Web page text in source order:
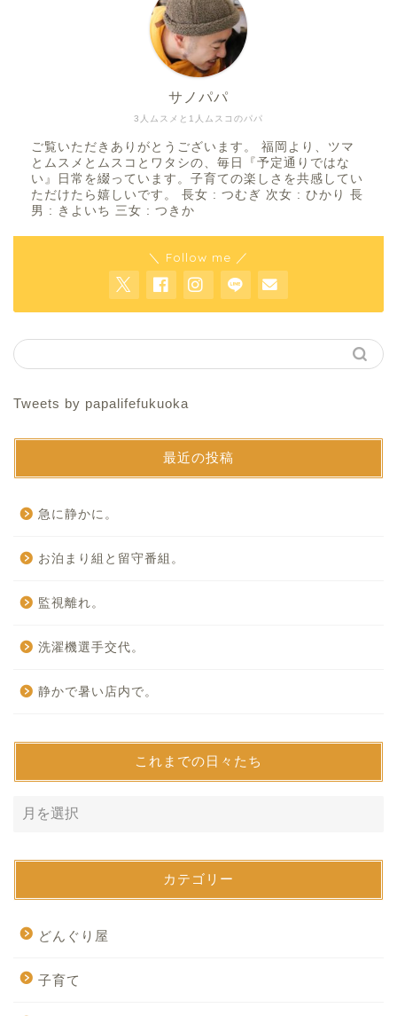
3人ムスメと1人ムスコのパパ
サノパパ
ご覧いただきありがとうございます。 福岡より、ツマ
とムスメとムスコとワタシの、毎日『予定通りではな
い』日常を綴っています。子育ての楽しさを共感してい
ただけたら嬉しいです。 長女 : つむぎ 次女 : ひかり 長
男 : きよいち 三女 : つきか
＼ Follow me ／
Tweets by papalifefukuoka
最近の投稿
急に静かに。
お泊まり組と留守番組。
監視離れ。
洗濯機選手交代。
静かで暑い店内で。
これまでの日々たち
カテゴリー
どんぐり屋
子育て